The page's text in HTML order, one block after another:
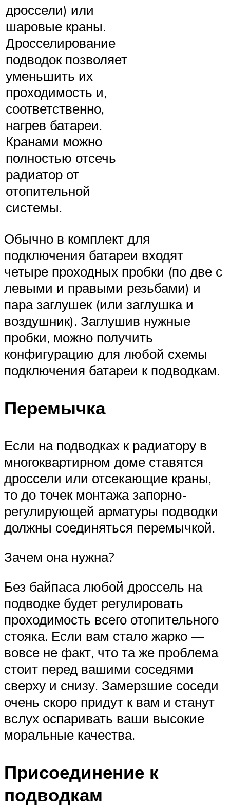
дроссели) или
шаровые краны.
Дросселирование
подводок позволяет
уменьшить их
проходимость и,
соответственно,
нагрев батареи.
Кранами можно
полностью отсечь
радиатор от
отопительной
системы.
Обычно в комплект для
подключения батареи входят
четыре проходных пробки (по две с
левыми и правыми резьбами) и
пара заглушек (или заглушка и
воздушник). Заглушив нужные
пробки, можно получить
конфигурацию для любой схемы
подключения батареи к подводкам.
Перемычка
Если на подводках к радиатору в
многоквартирном доме ставятся
дроссели или отсекающие краны,
то до точек монтажа запорно-
регулирующей арматуры подводки
должны соединяться перемычкой.
Зачем она нужна?
Без байпаса любой дроссель на
подводке будет регулировать
проходимость всего отопительного
стояка. Если вам стало жарко —
вовсе не факт, что та же проблема
стоит перед вашими соседями
сверху и снизу. Замерзшие соседи
очень скоро придут к вам и станут
вслух оспаривать ваши высокие
моральные качества.
Присоединение к
подводкам